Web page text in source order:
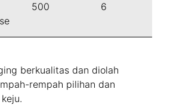
500 6
berkualitas dan diolah
rempah pilihan dan